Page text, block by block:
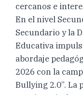
cercanos e
En el nivel
Secundario y la
Educativa
abordaje
2026 con la
Bullying 2.0”. La